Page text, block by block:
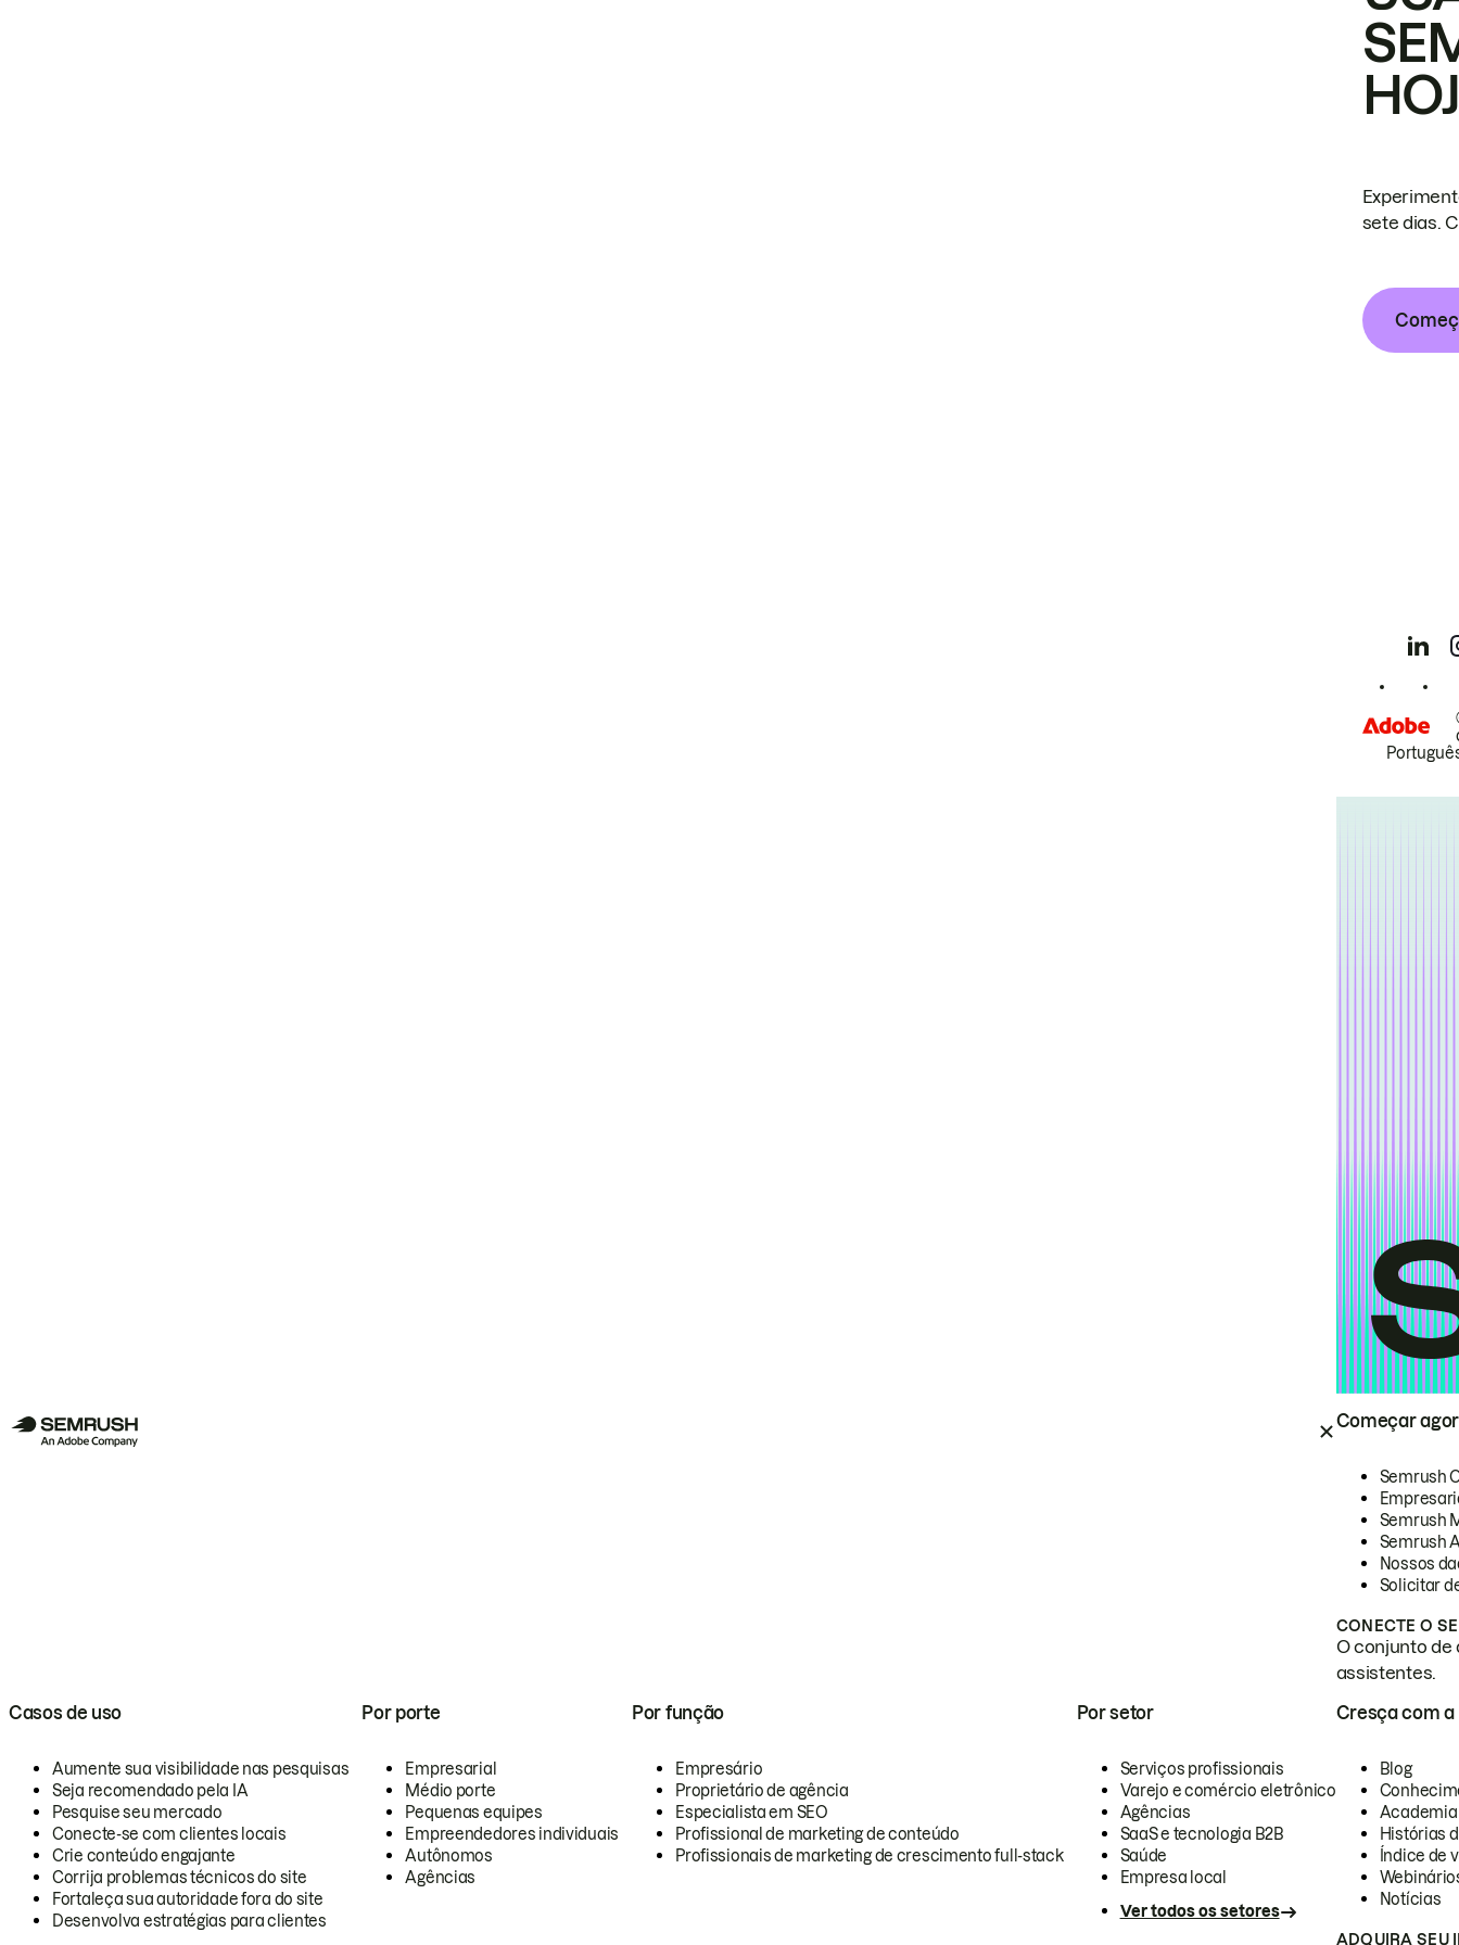
Começar
Semrush
Semrush
Semrush
Nossos
Solicitar
CONECTE O
O conjunto de
assistentes.
Casos de uso
Aumente sua visibilidade nas pesquisas
Seja recomendado pela IA
Pesquise seu mercado
Conecte-se com clientes locais
Crie conteúdo engajante
Corrija problemas técnicos do site
Fortaleça sua autoridade fora do site
Desenvolva estratégias para clientes
Por porte
Empresarial
Médio porte
Pequenas equipes
Empreendedores individuais
Autônomos
Agências
Por função
Empresário
Proprietário de agência
Especialista em SEO
Profissional de marketing de conteúdo
Profissionais de marketing de crescimento full-stack
Por setor
Serviços profissionais
Varejo e comércio eletrônico
Agências
SaaS e tecnologia B2B
Saúde
Empresa local
Ver todos os setores
Cresça com a
Blog
Academia
Histórias
Índice de
Notícias
ADQUIRA SEU
sete dias.